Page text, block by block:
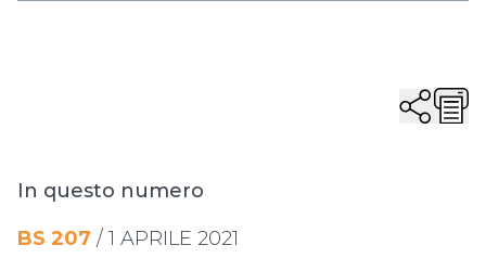
In questo numero
BS 207 / 1 APRILE 2021